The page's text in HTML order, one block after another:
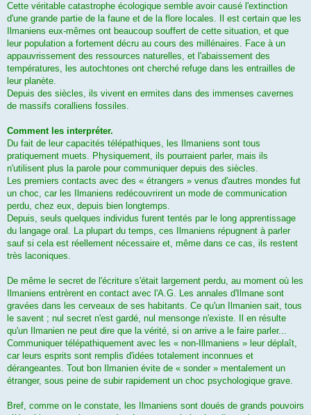
Cette véritable catastrophe écologique semble avoir causé l'extinction
d'une grande partie de la faune et de la flore locales. Il est certain que les
Ilmaniens eux-mêmes ont beaucoup souffert de cette situation, et que
leur population a fortement décru au cours des millénaires. Face à un
appauvrissement des ressources naturelles, et l'abaissement des
températures, les autochtones ont cherché refuge dans les entrailles de
leur planète.
Depuis des siècles, ils vivent en ermites dans des immenses cavernes
de massifs coralliens fossiles.
Comment les interpréter.
Du fait de leur capacités télépathiques, les Ilmaniens sont tous
pratiquement muets. Physiquement, ils pourraient parler, mais ils
n'utilisent plus la parole pour communiquer depuis des siècles.
Les premiers contacts avec des « étrangers » venus d'autres mondes fut
un choc, car les Ilmaniens redécouvrirent un mode de communication
perdu, chez eux, depuis bien longtemps.
Depuis, seuls quelques individus furent tentés par le long apprentissage
du langage oral. La plupart du temps, ces Ilmaniens répugnent à parler
sauf si cela est réellement nécessaire et, même dans ce cas, ils restent
très laconiques.
De même le secret de l'écriture s'était largement perdu, au moment où les
Ilmaniens entrèrent en contact avec l'A.G. Les annales d'Ilmane sont
gravées dans les cerveaux de ses habitants. Ce qu'un Ilmanien sait, tous
le savent ; nul secret n'est gardé, nul mensonge n'existe. Il en résulte
qu'un Ilmanien ne peut dire que la vérité, si on arrive a le faire parler...
Communiquer télépathiquement avec les « non-Illmaniens » leur déplaît,
car leurs esprits sont remplis d'idées totalement inconnues et
dérangeantes. Tout bon Ilmanien évite de « sonder » mentalement un
étranger, sous peine de subir rapidement un choc psychologique grave.
Bref, comme on le constate, les Ilmaniens sont doués de grands pouvoirs